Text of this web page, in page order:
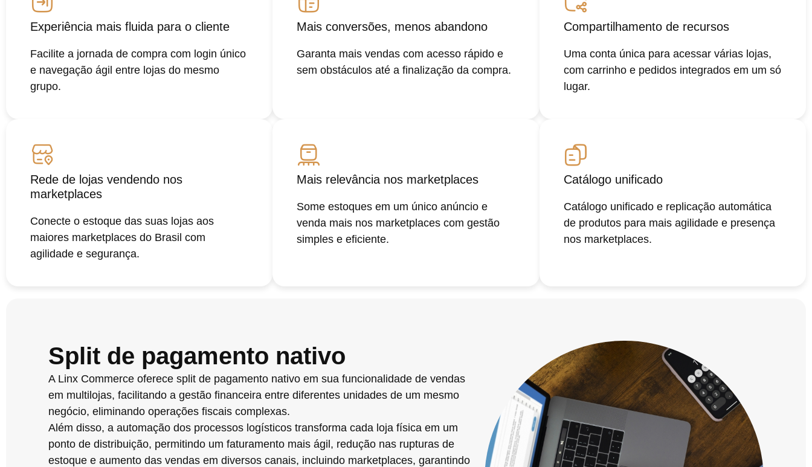
Experiência mais fluida para o cliente
Facilite a jornada de compra com login único
e navegação ágil entre lojas do mesmo
grupo.
Mais conversões, menos abandono
Garanta mais vendas com acesso rápido e
sem obstáculos até a finalização da compra.
Compartilhamento de recursos
Uma conta única para acessar várias lojas,
com carrinho e pedidos integrados em um só
lugar.
Rede de lojas vendendo nos
marketplaces
Conecte o estoque das suas lojas aos
maiores marketplaces do Brasil com
agilidade e segurança.
Mais relevância nos marketplaces
Some estoques em um único anúncio e
venda mais nos marketplaces com gestão
simples e eficiente.
Catálogo unificado
Catálogo unificado e replicação automática
de produtos para mais agilidade e presença
nos marketplaces.
Split de pagamento nativo
A Linx Commerce oferece split de pagamento nativo em sua funcionalidade de vendas
em multilojas, facilitando a gestão financeira entre diferentes unidades de um mesmo
negócio, eliminando operações fiscais complexas.
Além disso, a automação dos processos logísticos transforma cada loja física em um
ponto de distribuição, permitindo um faturamento mais ágil, redução nas rupturas de
estoque e aumento das vendas em diversos canais, incluindo marketplaces, garantindo